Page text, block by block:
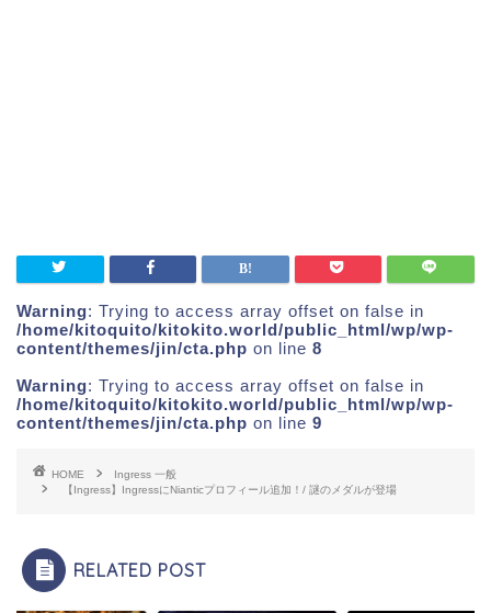
Warning: Trying to access array offset on false in
/home/kitoquito/kitokito.world/public_html/wp/wp-
content/themes/jin/cta.php on line 8
Warning: Trying to access array offset on false in
/home/kitoquito/kitokito.world/public_html/wp/wp-
content/themes/jin/cta.php on line 9
HOME
Ingress 一般
【Ingress】IngressにNianticプロフィール追加！/ 謎のメダルが登場
RELATED POST